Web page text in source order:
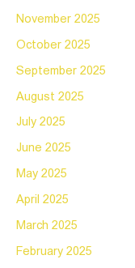
November 2025
October 2025
September 2025
August 2025
July 2025
June 2025
May 2025
April 2025
March 2025
February 2025